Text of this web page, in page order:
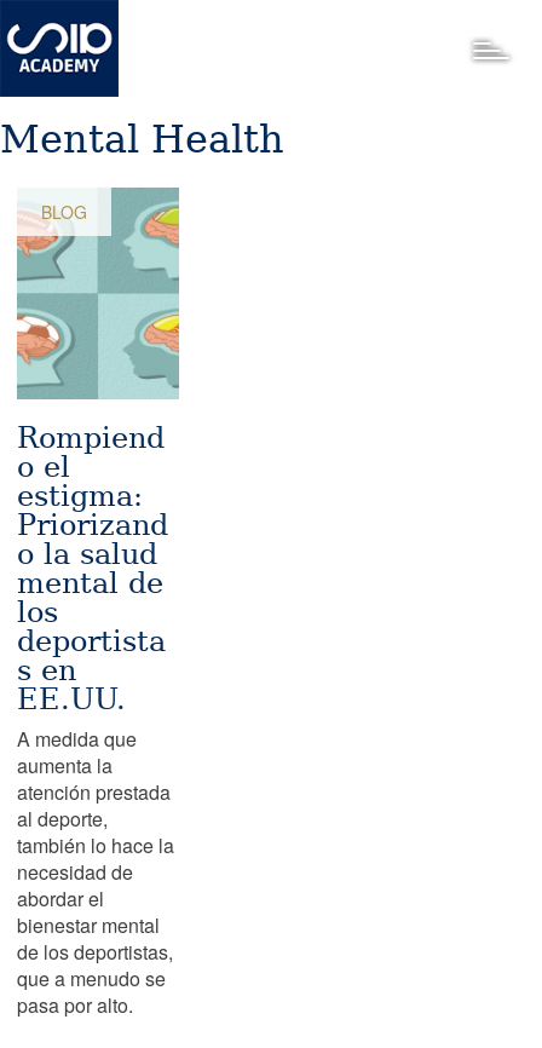
al
contenido
Mental Health
BLOG
Rompiend
o el
estigma:
Priorizand
o la salud
mental de
los
deportista
s en
EE.UU.
A medida que
aumenta la
atención prestada
al deporte,
también lo hace la
necesidad de
abordar el
bienestar mental
de los deportistas,
que a menudo se
pasa por alto.